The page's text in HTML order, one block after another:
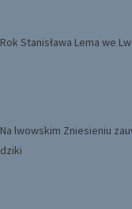
Rok Stanisława Lema we
Na lwowskim Zniesieniu
dziki